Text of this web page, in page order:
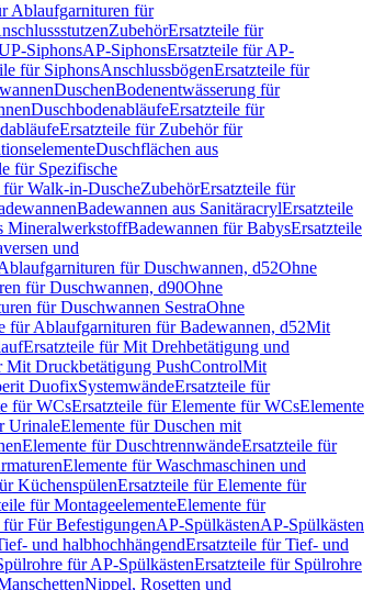
Ablaufgarnituren für
ZubehörErsatzteile für
SiphonsAP-SiphonsErsatzteile für AP-
für SiphonsAnschlussbögenErsatzteile für
DuschenBodenentwässerung für
DuschbodenabläufeErsatzteile für
Ersatzteile für Zubehör für
Duschflächen aus
für Spezifische
für Walk-in-DuscheZubehörErsatzteile für
Badewannen aus SanitäracrylErsatzteile
MineralwerkstoffBadewannen für BabysErsatzteile
und
für Duschwannen, d52Ohne
für Duschwannen, d90Ohne
für Duschwannen SestraOhne
für Ablaufgarnituren für Badewannen, d52Mit
Ersatzteile für Mit Drehbetätigung und
Mit Druckbetätigung PushControlMit
DuofixSystemwändeErsatzteile für
für WCsErsatzteile für Elemente für WCsElemente
UrinaleElemente für Duschen mit
Elemente für DuschtrennwändeErsatzteile für
Elemente für Waschmaschinen und
KüchenspülenErsatzteile für Elemente für
für MontageelementeElemente für
für Für BefestigungenAP-SpülkästenAP-Spülkästen
und halbhochhängendErsatzteile für Tief- und
für AP-SpülkästenErsatzteile für Spülrohre
Nippel, Rosetten und